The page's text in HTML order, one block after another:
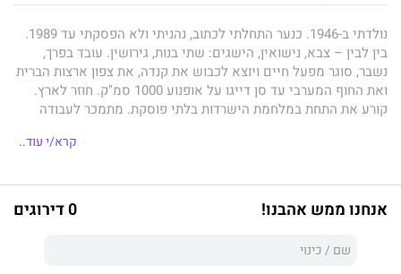
נולדתי ב-1946. כנער התחלתי לכתוב, נהניתי ולא הפסקתי עד 1989.
בין לבין – צבא, נישואין, הישגים: שתי בנות, גירושין. עובד בפרך,
נשבר, סוגר מפעל חיים ויוצא לכבוש את קנדה, את צפון ארצות הברית
ואת החוף המערבי עד סן דייגו על אופנוע 1000 סמ"ק. חוזר לארץ.
קורע את התחת במלחמת הישרדות בלתי פוסקת. מתמכר לעבודה
2016 – פורש מעבודה, פורש מאלכוהול, פורש מהימורים, מגלה את
אותו, ועל גווייתו אני חוזר אל הכתיבה וכותב את מעלליו. וכשכך אני
קרא/י עוד..
אנחנו ממש אהבנו! 0 דירוגים